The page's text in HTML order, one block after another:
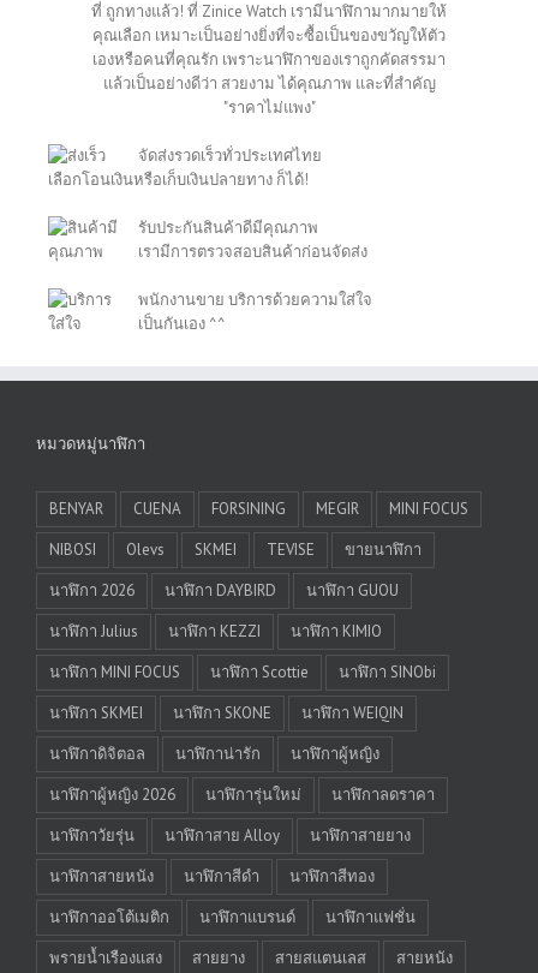
ที่ ถูกทางแล้ว! ที่ Zinice Watch เรามีนาฬิกามากมายให้
คุณเลือก เหมาะเป็นอย่างยิ่งที่จะซื้อเป็นของขวัญให้ตัว
เองหรือคนที่คุณรัก เพราะนาฬิกาของเราถูกคัดสรรมา
แล้วเป็นอย่างดีว่า สวยงาม ได้คุณภาพ และที่สำคัญ
"ราคาไม่แพง"
จัดส่งรวดเร็วทั่วประเทศไทย
เลือกโอนเงินหรือเก็บเงินปลายทาง ก็ได้!
รับประกันสินค้าดีมีคุณภาพ
เรามีการตรวจสอบสินค้าก่อนจัดส่ง
พนักงานขาย บริการด้วยความใส่ใจ
เป็นกันเอง ^^
หมวดหมู่นาฬิกา
BENYAR CUENA FORSINING MEGIR
MINI FOCUS
NIBOSI
Olevs SKMEI TEVISE
ขายนาฬิกา
นาฬิกา 2026
นาฬิกา DAYBIRD
นาฬิกา GUOU
นาฬิกา Julius
นาฬิกา KEZZI
นาฬิกา KIMIO
นาฬิกา MINI FOCUS
นาฬิกา Scottie
นาฬิกา SINObi
นาฬิกา SKMEI
นาฬิกา SKONE
นาฬิกา WEIQIN
นาฬิกาดิจิตอล
นาฬิกาน่ารัก
นาฬิกาผู้หญิง
นาฬิกาผู้หญิง 2026
นาฬิการุ่นใหม่
นาฬิกาลดราคา
นาฬิกาวัยรุ่น
นาฬิกาสาย Alloy
นาฬิกาสายยาง
นาฬิกาสายหนัง
นาฬิกาสีดำ
นาฬิกาสีทอง
นาฬิกาออโต้เมติก
นาฬิกาแบรนด์
นาฬิกาแฟชั่น
พรายน้ำเรืองแสง
สายยาง สายสแตนเลส
สายหนัง